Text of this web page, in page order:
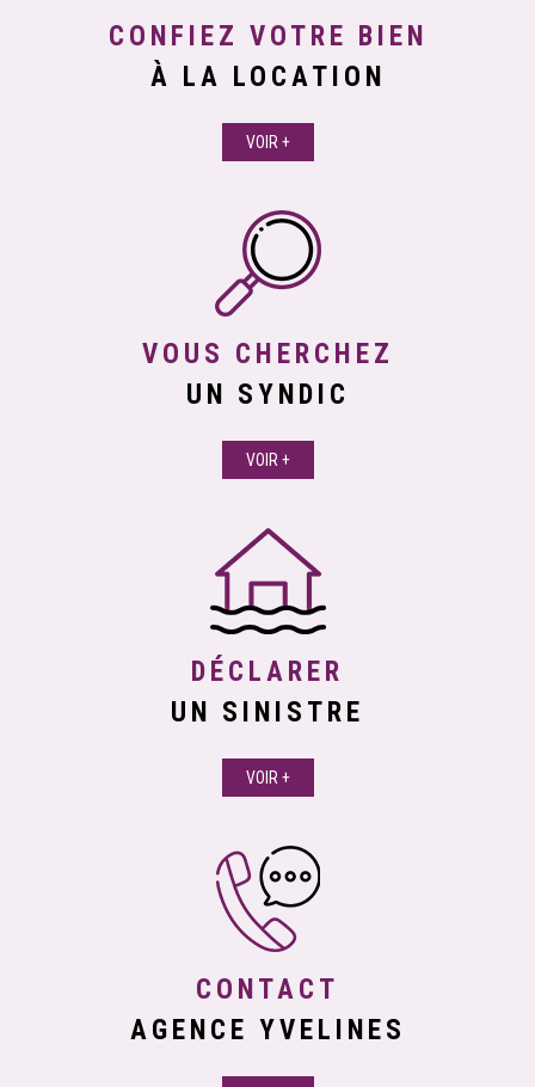
CONFIEZ VOTRE BIEN
À LA LOCATION
VOIR +
VOUS CHERCHEZ
UN SYNDIC
VOIR +
DÉCLARER
UN SINISTRE
VOIR +
CONTACT
AGENCE YVELINES